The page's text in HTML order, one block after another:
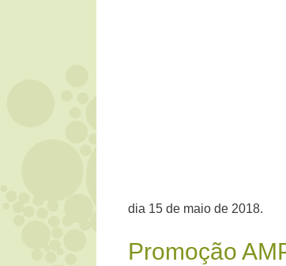
dia 15 de maio de 2018.
Promoção